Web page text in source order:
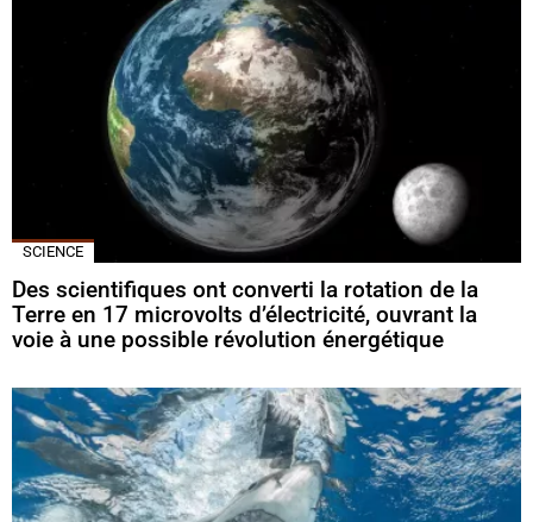
SCIENCE
Des scientifiques ont converti la rotation de la
Terre en 17 microvolts d’électricité, ouvrant la
voie à une possible révolution énergétique